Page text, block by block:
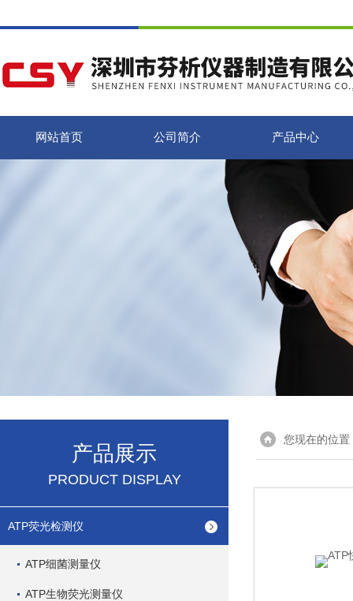
网站首页 公司简介 产品中心
产品展示
PRODUCT DISPLAY
ATP荧光检测仪
ATP细菌测量仪
ATP生物荧光测量仪
您现在的位置